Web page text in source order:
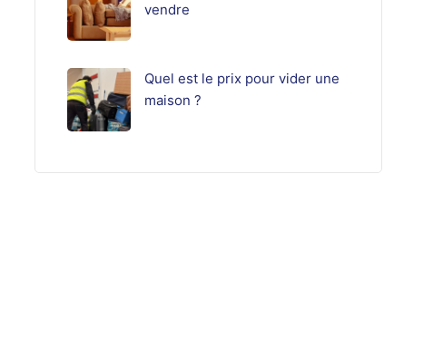
vendre
Quel est le prix pour vider une
maison ?